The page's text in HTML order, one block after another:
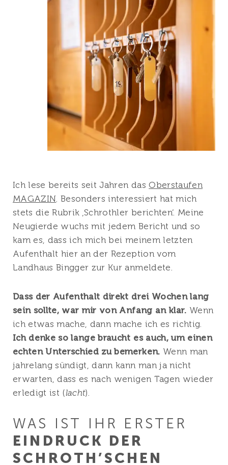
Ich lese bereits seit Jahren dasOberstaufen
MAGAZIN. Besonders interessiert hat mich
stets die Rubrik ‚Schrothler berichten‘. Meine
Neugierde wuchs mit jedem Bericht und so
kam es, dass ich mich bei meinem letzten
Aufenthalt hier an der Rezeption vom
Landhaus Bingger zur Kur anmeldete.
Dass der Aufenthalt direkt drei Wochen lang
sein sollte, war mir von Anfang an klar. Wenn
ich etwas mache, dann mache ich es richtig.
Ich denke so lange braucht es auch, um einen
echten Unterschied zu bemerken. Wenn man
jahrelang sündigt, dann kann man ja nicht
erwarten, dass es nach wenigen Tagen wieder
erledigt ist (lacht).
WAS IST IHR ERSTER
EINDRUCK DER
SCHROTH’SCHEN